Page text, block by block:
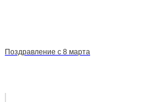
Поздравление с 8 марта